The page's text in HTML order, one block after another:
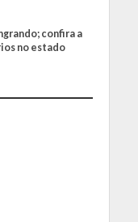
confira a
no estado